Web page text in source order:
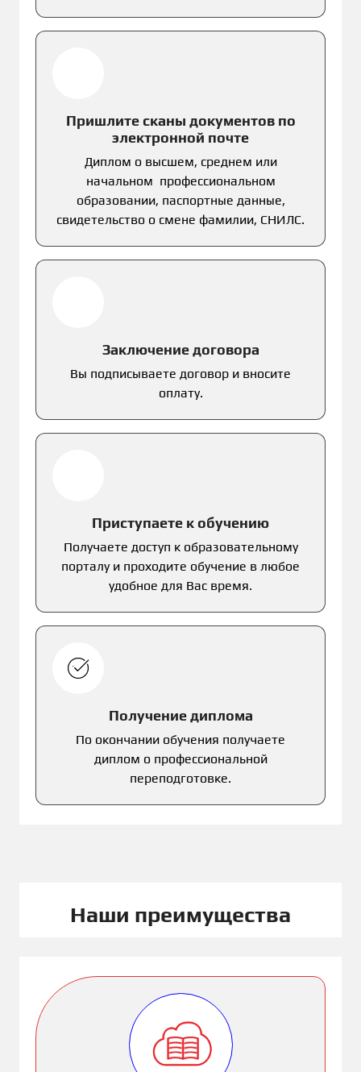
Пришлите сканы документов по
электронной почте
Диплом о высшем, среднем или
начальном профессиональном
образовании, паспортные данные,
свидетельство о смене фамилии, СНИЛС.
Заключение договора
Вы подписываете договор и вносите
оплату.
Приступаете к обучению
Получаете доступ к образовательному
порталу и проходите обучение в любое
удобное для Вас время.
Получение диплома
По окончании обучения получаете
диплом о профессиональной
переподготовке.
Наши преимущества